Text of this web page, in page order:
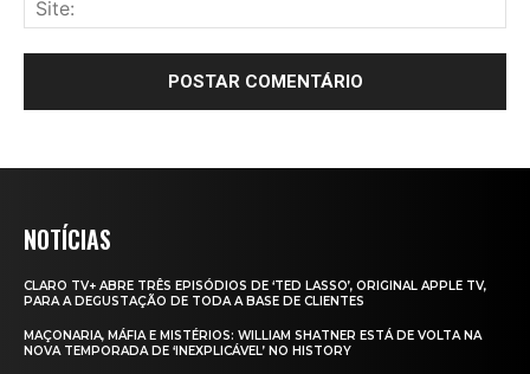
NOTÍCIAS
CLARO TV+ ABRE TRÊS EPISÓDIOS DE ‘TED LASSO’, ORIGINAL APPLE TV,
PARA A DEGUSTAÇÃO DE TODA A BASE DE CLIENTES
MAÇONARIA, MÁFIA E MISTÉRIOS: WILLIAM SHATNER ESTÁ DE VOLTA NA
NOVA TEMPORADA DE ‘INEXPLICÁVEL’ NO HISTORY